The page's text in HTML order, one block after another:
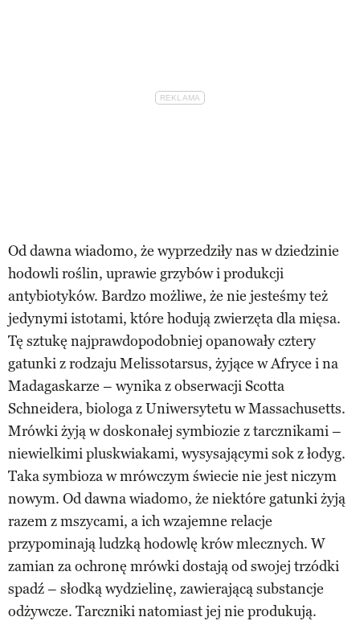
Od dawna wiadomo, że wyprzedziły nas w dziedzinie
hodowli roślin, uprawie grzybów i produkcji
antybiotyków. Bardzo możliwe, że nie jesteśmy też
jedynymi istotami, które hodują zwierzęta dla mięsa.
Tę sztukę najprawdopodobniej opanowały cztery
gatunki z rodzaju Melissotarsus, żyjące w Afryce i na
Madagaskarze – wynika z obserwacji Scotta
Schneidera, biologa z Uniwersytetu w Massachusetts.
Mrówki żyją w doskonałej symbiozie z tarcznikami –
niewielkimi pluskwiakami, wysysającymi sok z łodyg.
Taka symbioza w mrówczym świecie nie jest niczym
nowym. Od dawna wiadomo, że niektóre gatunki żyją
razem z mszycami, a ich wzajemne relacje
przypominają ludzką hodowlę krów mlecznych. W
zamian za ochronę mrówki dostają od swojej trzódki
spadź – słodką wydzielinę, zawierającą substancje
odżywcze. Tarczniki natomiast jej nie produkują.